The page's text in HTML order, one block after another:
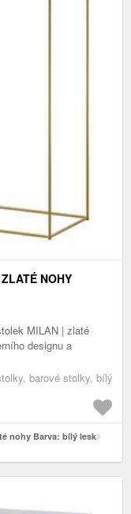
NOHY
MILAN | zlaté
designu a
barové stolky, bílý
nohy Barva: bílý lesk